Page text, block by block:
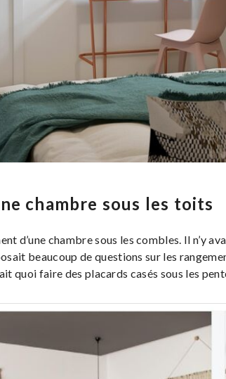
chambre sous les toits
d’une chambre sous les combles. Il n’y
beaucoup de questions sur les
quoi faire des placards casés sous les